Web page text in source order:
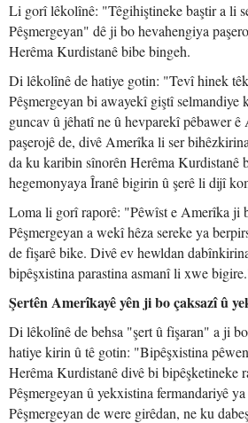
Li gorî lêkolînê: "Têgihiştineke baştir a li
Pêşmergeyan" dê ji bo hevahengiya
Herêma Kurdistanê bibe bingeh.
Di lêkolînê de hatiye gotin: "Tevî hinek
Pêşmergeyan bi awayekî giştî selmandiye
guncav û jêhatî ne û hevparekî pêbawer
paşerojê de, divê Amerîka li ser
da ku karibin sînorên Herêma Kurdistanê
hegemonyaya Îranê bigirin û şerê li dijî
Loma li gorî raporê: "Pêwîst e Amerîka ji
Pêşmergeyan a wekî hêza sereke ya
de fişarê bike. Divê ev hewldan
bipêşxistina parastina asmanî li xwe
Şertên Amerîkayê yên ji bo çaksazî û
Di lêkolînê de behsa "şert û fişaran" a ji
hatiye kirin û tê gotin: "Bipêşxistina
Herêma Kurdistanê divê bi bipêşketineke
Pêşmergeyan û yekxistina fermandariyê
Pêşmergeyan de were girêdan, ne ku